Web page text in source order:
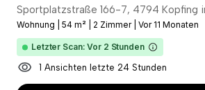
Sportplatzstraße 166-7, 4794 Kopfing
Wohnung 54 m² 2 Zimmer Vor 11 Monaten
Letzter Scan: Vor 2 Stunden
1 Ansichten letzte 24 Stunden